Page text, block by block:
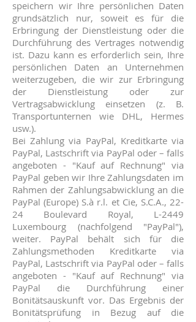
speichern wir Ihre persönlichen Daten
grundsätzlich nur, soweit es für die
Erbringung der Dienstleistung oder die
Durchführung des Vertrages notwendig
ist. Dazu kann es erforderlich sein, Ihre
persönlichen Daten an Unternehmen
weiterzugeben, die wir zur Erbringung
der Dienstleistung oder zur
Vertragsabwicklung einsetzen (z. B.
Transportunternen wie DHL, Hermes
usw.).
Bei Zahlung via PayPal, Kreditkarte via
PayPal, Lastschrift via PayPal oder – falls
angeboten - "Kauf auf Rechnung" via
PayPal geben wir Ihre Zahlungsdaten im
Rahmen der Zahlungsabwicklung an die
PayPal (Europe) S.à r.l. et Cie, S.C.A., 22-
24 Boulevard Royal, L-2449
Luxembourg (nachfolgend "PayPal"),
weiter. PayPal behält sich für die
Zahlungsmethoden Kreditkarte via
PayPal, Lastschrift via PayPal oder – falls
angeboten - "Kauf auf Rechnung" via
PayPal die Durchführung einer
Bonitätsauskunft vor. Das Ergebnis der
Bonitätsprüfung in Bezug auf die